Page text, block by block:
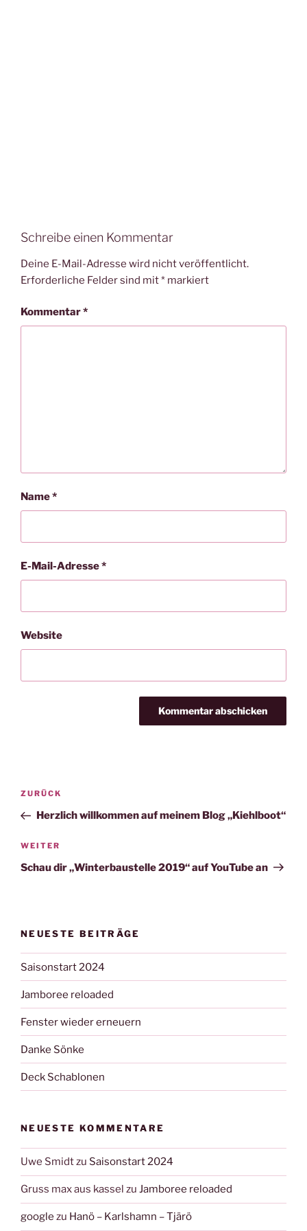
Schreibe einen Kommentar
Deine E-Mail-Adresse wird nicht veröffentlicht.
Erforderliche Felder sind mit* markiert
Kommentar*
Name*
E-Mail-Adresse*
Website
Beitragsnavigation
Vorheriger
Beitrag
ZURÜCK
Herzlich willkommen auf meinem Blog „Kiehlboot“
Nächster
Beitrag
WEITER
Schau dir „Winterbaustelle 2019“ auf YouTube an
NEUESTE BEITRÄGE
Saisonstart 2024
Jamboree reloaded
Fenster wieder erneuern
Danke Sönke
Deck Schablonen
NEUESTE KOMMENTARE
Uwe Smidtzu Saisonstart 2024
Gruss max aus kassel zu Jamboree reloaded
google zu Hanö – Karlshamn – Tjärö